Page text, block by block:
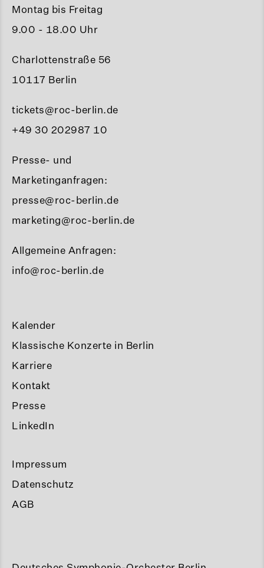
Montag bis Freitag
9.00 - 18.00 Uhr
Charlottenstraße 56
10117 Berlin
tickets@roc-berlin.de
+49 30 202987 10
Presse- und
Marketinganfragen:
presse@roc-berlin.de
marketing@roc-berlin.de
Allgemeine Anfragen:
info@roc-berlin.de
Kalender
Klassische Konzerte in Berlin
Karriere
Kontakt
Presse
LinkedIn
Impressum
Datenschutz
AGB